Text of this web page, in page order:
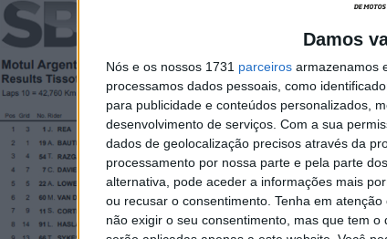
Damos
Nós e os nossos 1731 parceiros armazenamos
processamos dados pessoais, como
para publicidade e conteúdos personalizados,
desenvolvimento de serviços. Com a sua
dados de geolocalização precisos através da
processamento por nossa parte e pela parte
alternativa, pode aceder a informações mais
ou recusar o consentimento. Tenha em
não exigir o seu consentimento, mas que tem